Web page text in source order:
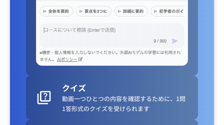
クイズ
動画一つひとつの内容を確認するために、1問
1答形式のクイズを受けられます